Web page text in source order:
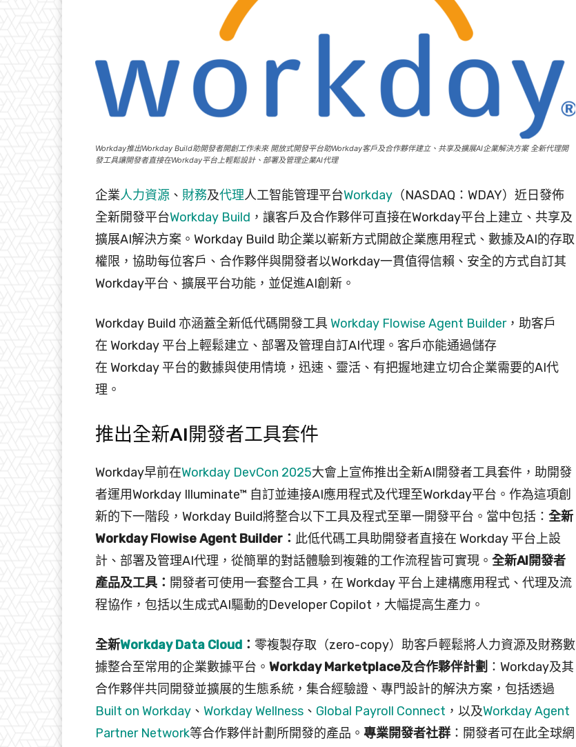
Workday推出Workday Build助開發者開創工作未來 開放式開發平台助Workday客戶及合作夥伴建立、共享及擴展AI企業解決方案 全新代理開
發工具讓開發者直接在Workday平台上輕鬆設計、部署及管理企業AI代理
企業人力資源 、 財務及代理人工智能管理平台Workday （NASDAQ：WDAY）近日發佈
全新開發平台Workday Build ，讓客戶及合作夥伴可直接在Workday平台上建立、共享及
擴展AI解決方案。Workday Build 助企業以嶄新方式開啟企業應用程式、數據及AI的存取
權限，協助每位客戶、合作夥伴與開發者以Workday一貫值得信賴、安全的方式自訂其
Workday平台、擴展平台功能，並促進AI創新。
Workday Build 亦涵蓋全新低代碼開發工具Workday Flowise Agent Builder，助客戶
在 Workday 平台上輕鬆建立、部署及管理自訂AI代理。客戶亦能通過儲存
在 Workday 平台的數據與使用情境，迅速、靈活、有把握地建立切合企業需要的AI代
理。
推出全新AI開發者工具套件
Workday早前在Workday DevCon 2025大會上宣佈推出全新AI開發者工具套件，助開發
者運用Workday Illuminate™ 自訂並連接AI應用程式及代理至Workday平台。作為這項創
新的下一階段，Workday Build將整合以下工具及程式至單一開發平台。當中包括： 全新
Workday Flowise Agent Builder： 此低代碼工具助開發者直接在 Workday 平台上設
計、部署及管理AI代理，從簡單的對話體驗到複雜的工作流程皆可實現。 全新AI開發者
產品及工具： 開發者可使用一套整合工具，在 Workday 平台上建構應用程式、代理及流
程協作，包括以生成式AI驅動的Developer Copilot，大幅提高生產力。
全新Workday Data Cloud ： 零複製存取（zero-copy）助客戶輕鬆將人力資源及財務數
據整合至常用的企業數據平台。 Workday Marketplace及合作夥伴計劃 ：Workday及其
合作夥伴共同開發並擴展的生態系統，集合經驗證、專門設計的解決方案，包括透過
Built on Workday 、 Workday Wellness 、 Global Payroll Connect ，以及Workday Agent
Partner Network等合作夥伴計劃所開發的產品。 專業開發者社群 ：開發者可在此全球網